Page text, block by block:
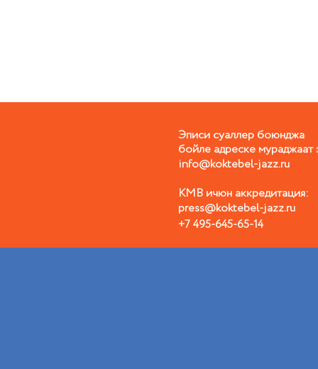
Эписи суаллер боюнджа
бойле адреске мураджаат
info@koktebel-jazz.ru
КМВ ичюн аккредитация:
press@koktebel-jazz.ru
+7 495-645-65-14